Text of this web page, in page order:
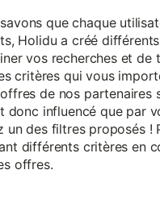
que chaque
Holidu a créé
vos recherches et de
critères qui vous
de nos partenaires
donc influencé que par
un des filtres proposés !
différents critères en
offres.